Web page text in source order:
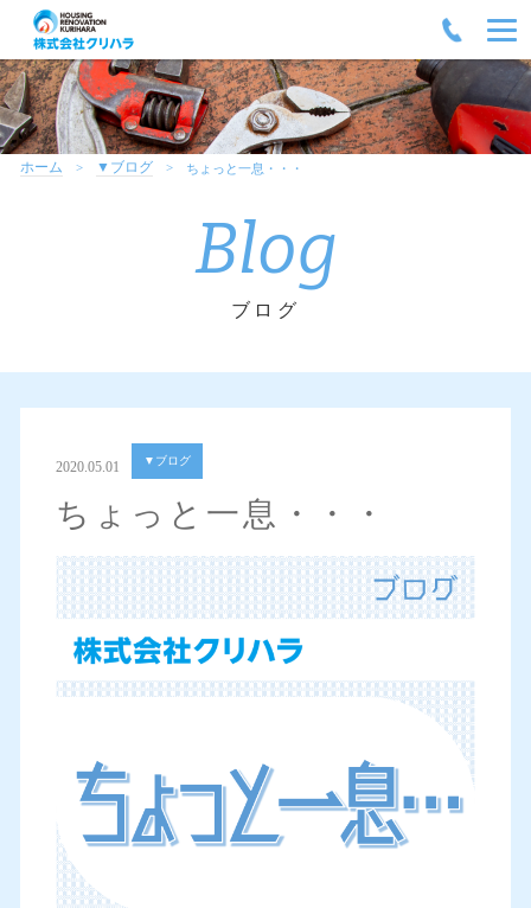
ホーム ▼ブログ ちょっと一息・・・
Blog
ブログ
2020.05.01 ▼ブログ
ちょっと一息・・・